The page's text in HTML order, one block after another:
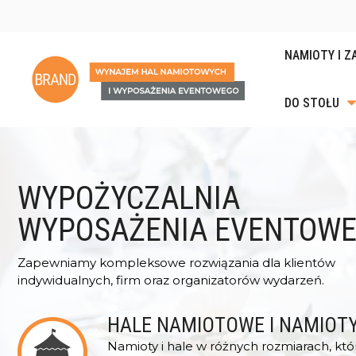
NAMIOTY I
DO STOŁU
KIELISZKI I
PUCHARKI DO
DESERÓW
DODATKI DO
WYPOŻYCZALNIA
WYPOSAŻENIA
Zapewniamy kompleksowe rozwiązania dla klientów
indywidualnych, firm oraz organizatorów wydarzeń.
HALE NAMIOTOWE I
Namioty i hale w różnych rozmiarach,